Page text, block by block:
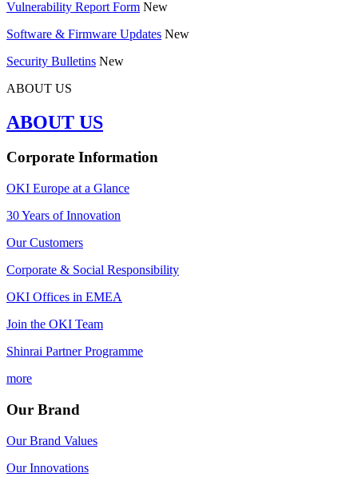
Vulnerability Report Form New
Software & Firmware Updates New
Security Bulletins New
ABOUT US
ABOUT US
Corporate Information
OKI Europe at a Glance
30 Years of Innovation
Our Customers
Corporate & Social Responsibility
OKI Offices in EMEA
Join the OKI Team
Shinrai Partner Programme
more
Our Brand
Our Brand Values
Our Innovations